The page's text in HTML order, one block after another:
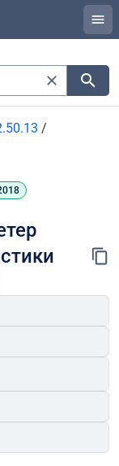
/